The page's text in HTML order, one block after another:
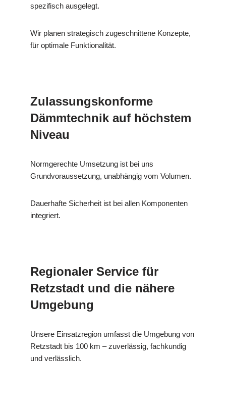
spezifisch ausgelegt.
Wir planen strategisch zugeschnittene Konzepte,
für optimale Funktionalität.
Zulassungskonforme
Dämmtechnik auf höchstem
Niveau
Normgerechte Umsetzung ist bei uns
Grundvoraussetzung, unabhängig vom Volumen.
Dauerhafte Sicherheit ist bei allen Komponenten
integriert.
Regionaler Service für
Retzstadt und die nähere
Umgebung
Unsere Einsatzregion umfasst die Umgebung von
Retzstadt bis 100 km – zuverlässig, fachkundig
und verlässlich.